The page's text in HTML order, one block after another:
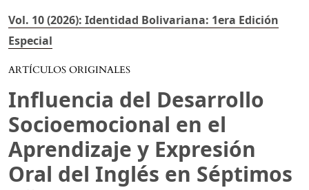
Vol. 10 (2026): Identidad Bolivariana: 1era Edición
Especial
ARTÍCULOS ORIGINALES
Influencia del Desarrollo
Socioemocional en el
Aprendizaje y Expresión
Oral del Inglés en Séptimos